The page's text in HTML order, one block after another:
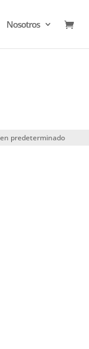
Nosotros